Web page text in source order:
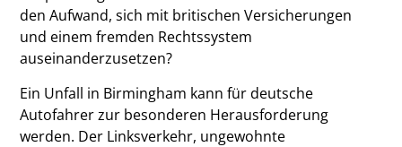
den Aufwand, sich mit britischen Versicherungen
und einem fremden Rechtssystem
auseinanderzusetzen?
Ein Unfall in Birmingham kann für deutsche
Autofahrer zur besonderen Herausforderung
werden. Der Linksverkehr, ungewohnte